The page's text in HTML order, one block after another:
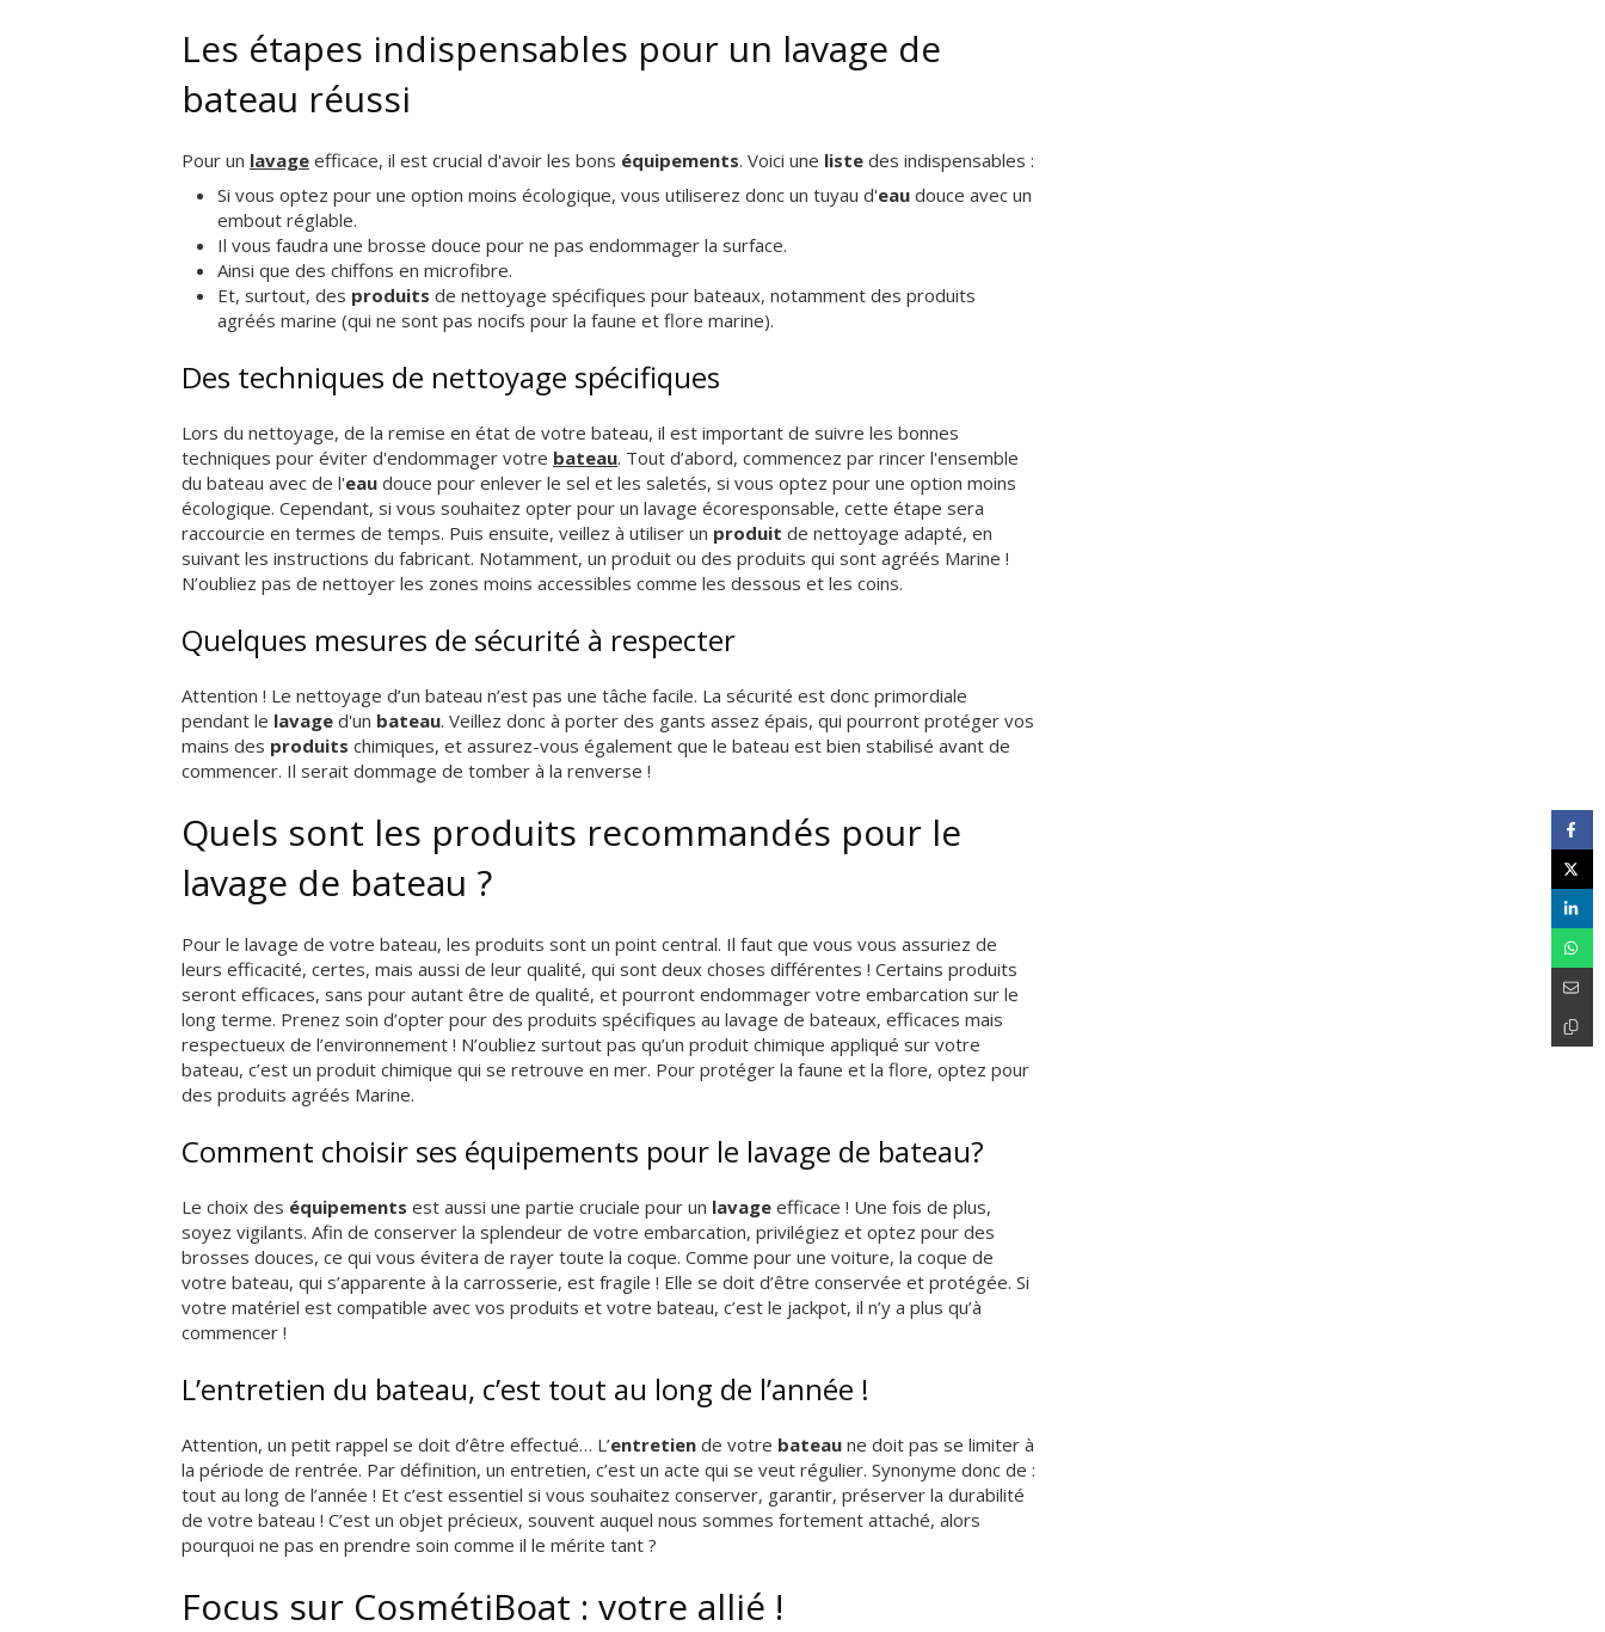
Les étapes indispensables pour un lavage de
bateau réussi
Pour un lavage efficace, il est crucial d'avoir les bons équipements. Voici une liste des indispensables :
Si vous optez pour une option moins écologique, vous utiliserez donc un tuyau d'eau douce avec un
embout réglable.
Il vous faudra une brosse douce pour ne pas endommager la surface.
Ainsi que des chiffons en microfibre.
Et, surtout, des produits de nettoyage spécifiques pour bateaux, notamment des produits
agréés marine (qui ne sont pas nocifs pour la faune et flore marine).
Des techniques de nettoyage spécifiques
Lors du nettoyage, de la remise en état de votre bateau, il est important de suivre les bonnes
techniques pour éviter d'endommager votre bateau. Tout d’abord, commencez par rincer l'ensemble
du bateau avec de l'eau douce pour enlever le sel et les saletés, si vous optez pour une option moins
écologique. Cependant, si vous souhaitez opter pour un lavage écoresponsable, cette étape sera
raccourcie en termes de temps. Puis ensuite, veillez à utiliser un produit de nettoyage adapté, en
suivant les instructions du fabricant. Notamment, un produit ou des produits qui sont agréés Marine !
N’oubliez pas de nettoyer les zones moins accessibles comme les dessous et les coins.
Quelques mesures de sécurité à respecter
Attention ! Le nettoyage d’un bateau n’est pas une tâche facile. La sécurité est donc primordiale
pendant le lavage d'un bateau. Veillez donc à porter des gants assez épais, qui pourront protéger vos
mains des produits chimiques, et assurez-vous également que le bateau est bien stabilisé avant de
commencer. Il serait dommage de tomber à la renverse !
Quels sont les produits recommandés pour le
lavage de bateau ?
Pour le lavage de votre bateau, les produits sont un point central. Il faut que vous vous assuriez de
leurs efficacité, certes, mais aussi de leur qualité, qui sont deux choses différentes ! Certains produits
seront efficaces, sans pour autant être de qualité, et pourront endommager votre embarcation sur le
long terme. Prenez soin d’opter pour des produits spécifiques au lavage de bateaux, efficaces mais
respectueux de l’environnement ! N’oubliez surtout pas qu’un produit chimique appliqué sur votre
bateau, c’est un produit chimique qui se retrouve en mer. Pour protéger la faune et la flore, optez pour
des produits agréés Marine.
Comment choisir ses équipements pour le lavage de bateau?
Le choix des équipements est aussi une partie cruciale pour un lavage efficace ! Une fois de plus,
soyez vigilants. Afin de conserver la splendeur de votre embarcation, privilégiez et optez pour des
brosses douces, ce qui vous évitera de rayer toute la coque. Comme pour une voiture, la coque de
votre bateau, qui s’apparente à la carrosserie, est fragile ! Elle se doit d’être conservée et protégée. Si
votre matériel est compatible avec vos produits et votre bateau, c’est le jackpot, il n’y a plus qu’à
commencer !
L’entretien du bateau, c’est tout au long de l’année !
Attention, un petit rappel se doit d’être effectué… L’entretien de votre bateau ne doit pas se limiter à
la période de rentrée. Par définition, un entretien, c’est un acte qui se veut régulier. Synonyme donc de :
tout au long de l’année ! Et c’est essentiel si vous souhaitez conserver, garantir, préserver la durabilité
de votre bateau ! C’est un objet précieux, souvent auquel nous sommes fortement attaché, alors
pourquoi ne pas en prendre soin comme il le mérite tant ?
Focus sur CosmétiBoat : votre allié !